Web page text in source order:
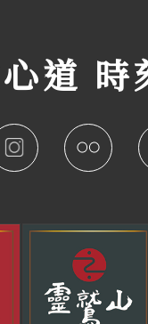
道 時